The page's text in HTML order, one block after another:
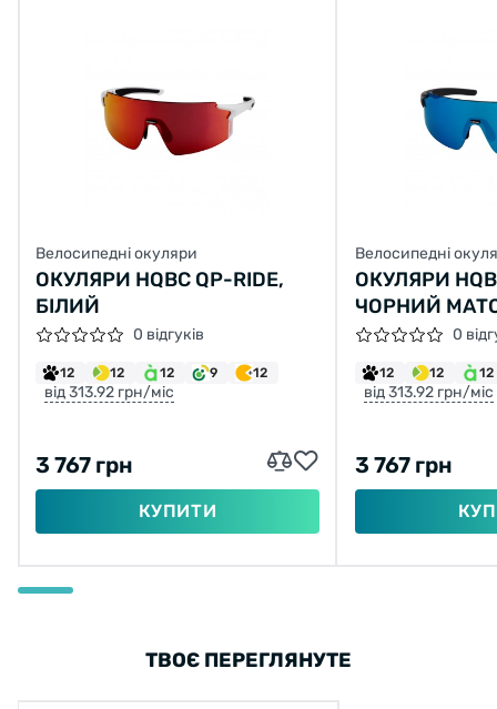
Велосипедні окуляри
ОКУЛЯРИ HQBC QP-RIDE,
БІЛИЙ
0 відгуків
12 12 12 9 12
від 313.92 грн/міс
3 767 грн
КУПИТИ
Велосипедні
ОКУЛЯРИ
ЧОРНИЙ
0
12 12 12
від 313.92 грн/міс
3 767 грн
ТВОЄ ПЕРЕГЛЯНУТЕ